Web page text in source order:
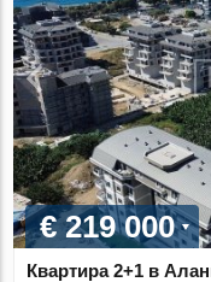
€ 219 000
Квартира 2+1 в